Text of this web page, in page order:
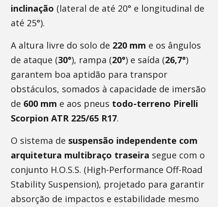
inclinação (lateral de até 20° e longitudinal de
até 25°).
A altura livre do solo de 220 mm e os ângulos
de ataque (30°), rampa (20°) e saída (26,7°)
garantem boa aptidão para transpor
obstáculos, somados à capacidade de imersão
de 600 mm e aos pneus todo-terreno Pirelli
Scorpion ATR 225/65 R17.
O sistema de suspensão independente com
arquitetura multibraço traseira segue com o
conjunto H.O.S.S. (High-Performance Off-Road
Stability Suspension), projetado para garantir
absorção de impactos e estabilidade mesmo